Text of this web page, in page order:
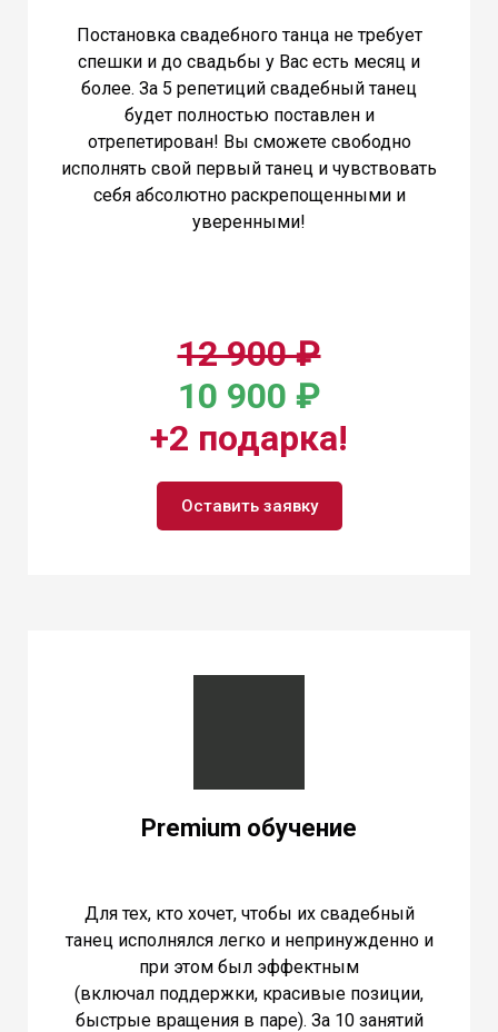
Постановка свадебного танца не требует
спешки и до свадьбы у Вас есть месяц и
более. За 5 репетиций свадебный танец
будет полностью поставлен и
отрепетирован! Вы сможете свободно
исполнять свой первый танец и чувствовать
себя абсолютно раскрепощенными и
уверенными!
12 900 ₽
10 900 ₽
+2 подарка!
Оставить заявку
Premium обучение
Для тех, кто хочет, чтобы их свадебный
танец исполнялся легко и непринужденно и
при этом был эффектным
(включал поддержки, красивые позиции,
быстрые вращения в паре). За 10 занятий